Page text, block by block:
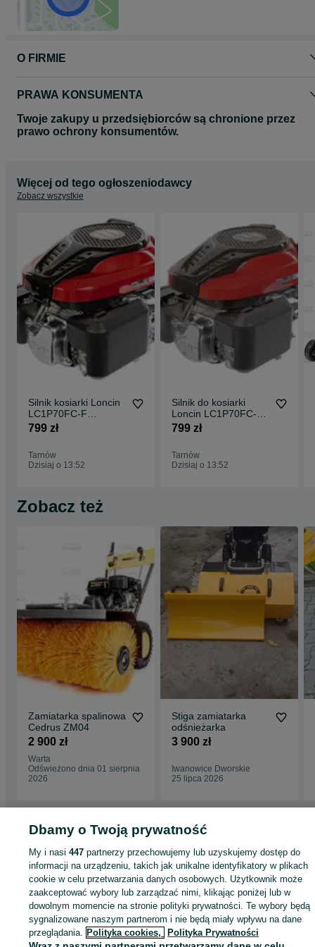
O FIRMIE
PRAWA KONSUMENTA
Twoje zakupy u przedsiębiorców są chronione przez
prawo ochrony konsumentów.
Więcej od tego ogłoszeniodawcy
Zobacz wszystkie
Silnik kosiarki Loncin
LC1P70FC-F
PIONOWY TYP F
22X80 MM
799 zł
Tarnów
Dzisiaj o 13:52
Silnik do kosiarki
Loncin LC1P70FC-B
62MM 22,2mm
799 zł
Tarnów
Dzisiaj o 13:52
Zobacz też
Zamiatarka spalinowa
Cedrus ZM04
2 900 zł
Warta
Odświeżono dnia 01 sierpnia
2026
Stiga zamiatarka
odśnieżarka
3 900 zł
Iwanowice Dworskie
25 lipca 2026
Zamiatarki - Małopolskie
Zamiatarki - Tarnów
KATEGORIA
ID:703605233 Wyświetlenia:
Dbamy o Twoją prywatność
My i nasi447 partnerzy przechowujemy lub uzyskujemy dostęp do
informacji na urządzeniu, takich jak unikalne identyfikatory w plikach
cookie w celu przetwarzania danych osobowych. Użytkownik może
zaakceptować wybory lub zarządzać nimi, klikając poniżej lub w
dowolnym momencie na stronie polityki prywatności. Te wybory będą
sygnalizowane naszym partnerom i nie będą miały wpływu na dane
przeglądania. Polityka cookies, Polityka Prywatności